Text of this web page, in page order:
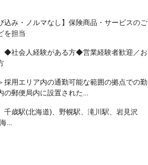
込み・ノルマなし】保険商品・サービスのご
を担当
◆社会人経験がある方◆営業経験者歓迎／お
採用エリア内の通勤可能な範囲の拠点での勤
郵便局内に設置された...
千歳駅(北海道)、野幌駅、滝川駅、岩見沢
...